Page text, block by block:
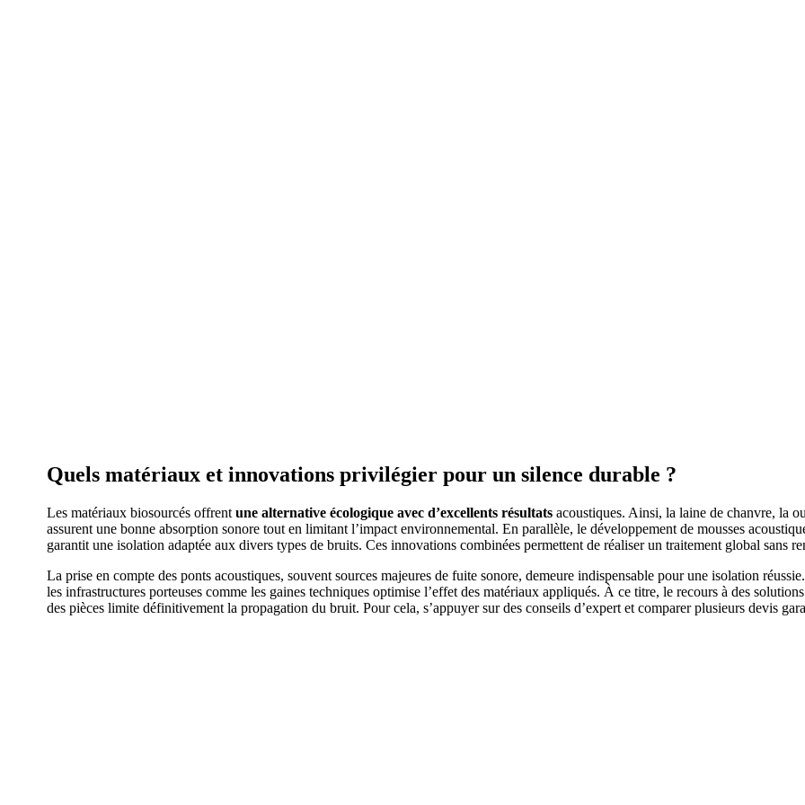
Quels matériaux et innovations privilégier pour un silence durable ?
Les matériaux biosourcés offrent une alternative écologique avec d’excellents résultats acoustiques. Ainsi, la laine de chanvre, la
assurent une bonne absorption sonore tout en limitant l’impact environnemental. En parallèle, le développement de mousses
garantit une isolation adaptée aux divers types de bruits. Ces innovations combinées permettent de réaliser un traitement global sans
La prise en compte des ponts acoustiques, souvent sources majeures de fuite sonore, demeure indispensable pour une isolation
les infrastructures porteuses comme les gaines techniques optimise l’effet des matériaux appliqués. À ce titre, le recours à des
des pièces limite définitivement la propagation du bruit. Pour cela, s’appuyer sur des conseils d’expert et comparer plusieurs devis